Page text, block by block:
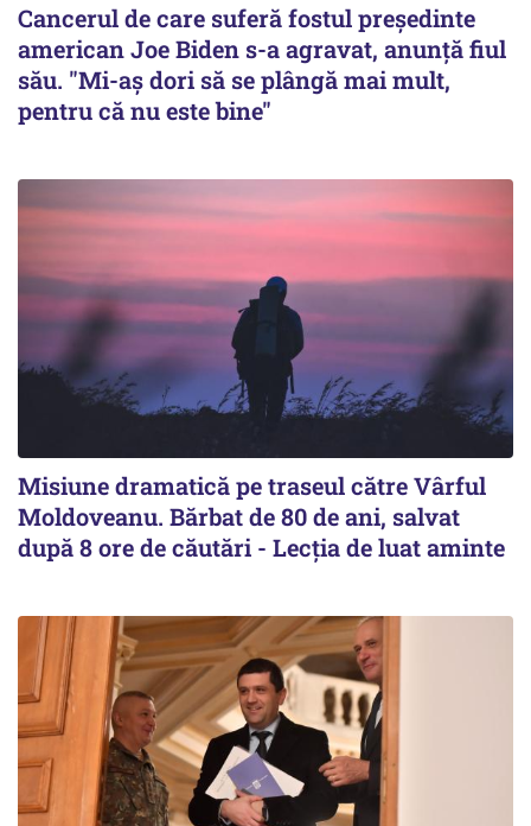
Cancerul de care suferă fostul preşedinte
american Joe Biden s-a agravat, anunță fiul
său. "Mi-aș dori să se plângă mai mult,
pentru că nu este bine"
Misiune dramatică pe traseul către Vârful
Moldoveanu. Bărbat de 80 de ani, salvat
după 8 ore de căutări - Lecția de luat aminte